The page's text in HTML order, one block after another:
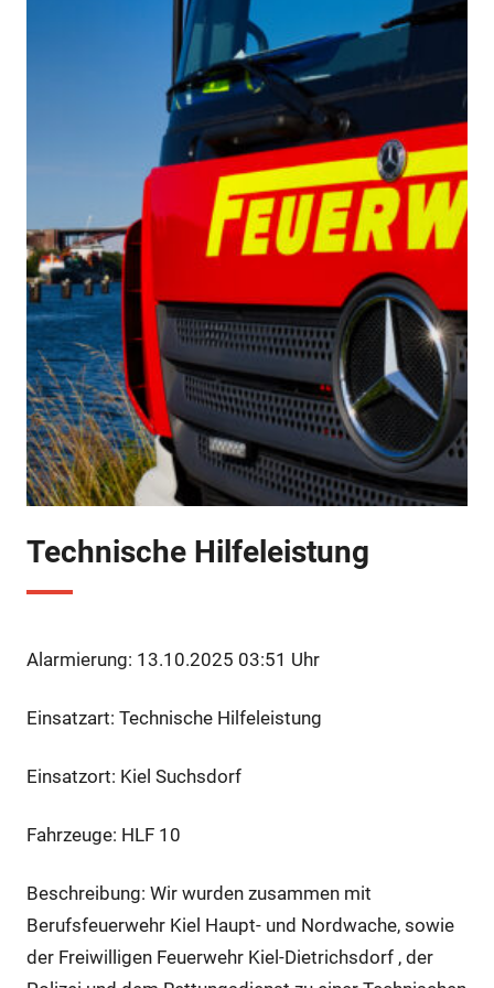
Technische Hilfeleistung
Alarmierung: 13.10.2025 03:51 Uhr
Einsatzart: Technische Hilfeleistung
Einsatzort: Kiel Suchsdorf
Fahrzeuge: HLF 10
Beschreibung: Wir wurden zusammen mit
Berufsfeuerwehr Kiel Haupt- und Nordwache, sowie
der Freiwilligen Feuerwehr Kiel-Dietrichsdorf , der